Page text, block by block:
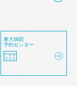
東大病院
予約センター